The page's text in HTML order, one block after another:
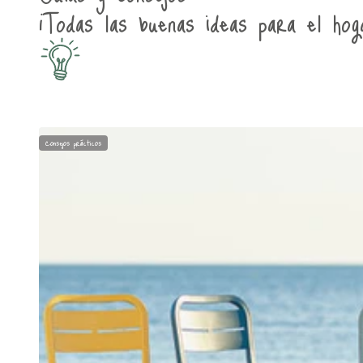
¡Todas las buenas ideas para el
Consejos prácticos